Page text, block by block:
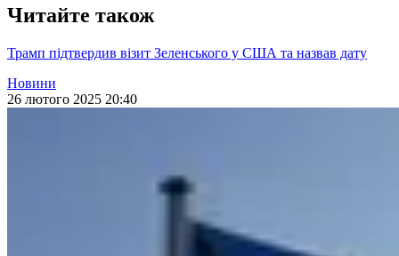
Читайте також
Трамп підтвердив візит Зеленського у США та назвав дату
Новини
26 лютого 2025 20:40